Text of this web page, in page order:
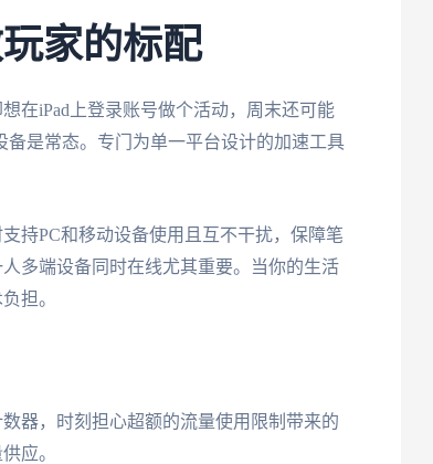
家的标配
在iPad上登录账号做个活动，周末还可能
是常态。专门为单一平台设计的加速工具
持PC和移动设备使用且互不干扰，保障笔
多端设备同时在线尤其重要。当你的生活
担。
器，时刻担心超额的流量使用限制带来的
应。